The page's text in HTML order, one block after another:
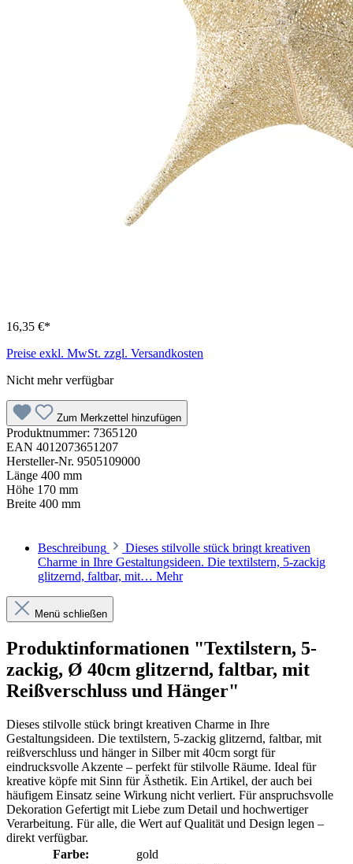
16,35 €*
Preise exkl. MwSt. zzgl. Versandkosten
Nicht mehr verfügbar
Zum Merkzettel hinzufügen
Produktnummer: 7365120
EAN 4012073651207
Hersteller-Nr. 9505109000
Länge 400 mm
Höhe 170 mm
Breite 400 mm
Beschreibung
Dieses stilvolle stück bringt kreativen
Charme in Ihre Gestaltungsideen. Die textilstern, 5-zackig
glitzernd, faltbar, mit… Mehr
Menü schließen
Produktinformationen "Textilstern, 5-
zackig, Ø 40cm glitzernd, faltbar, mit
Reißverschluss und Hänger"
Dieses stilvolle stück bringt kreativen Charme in Ihre
Gestaltungsideen. Die textilstern, 5-zackig glitzernd, faltbar, mit
reißverschluss und hänger in Silber mit 40cm sorgt für
eindrucksvolle Akzente – perfekt für stilvolle Räume. Ideal für
kreative köpfe mit Sinn für Ästhetik. Ein Artikel, der auch bei
häufigem Einsatz seine Wirkung nicht verliert. Für anspruchsvolle
Dekoration Gefertigt mit Liebe zum Detail und hochwertiger
Verarbeitung. Für alle, die Wert auf Qualität und Design legen –
direkt verfügbar.
Farbe:
gold